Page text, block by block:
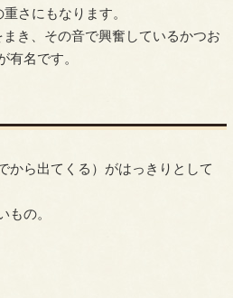
さにもなります。
き、その音で興奮しているかつお
名です。
から出てくる）がはっきりとして
もの。